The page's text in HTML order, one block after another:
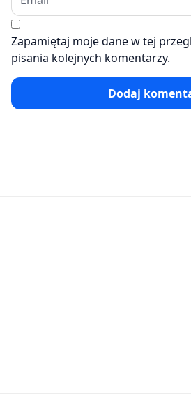
Zapamiętaj moje dane w tej
pisania kolejnych komentarzy.
Dodaj